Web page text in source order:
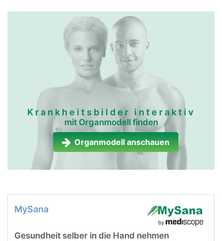
Krankheitsbilder interaktiv
mit Organmodell finden
Organmodell anschauen
MySana
Gesundheit selber in die Hand nehmen